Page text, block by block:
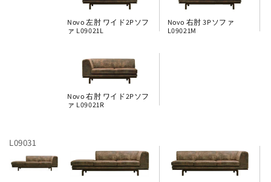
Novo 左肘 ワイド2Pソフ
ァ L09021L
Novo 右肘 3Pソファ
L09021M
Novo 右肘 ワイド2Pソフ
ァ L09021R
L09031